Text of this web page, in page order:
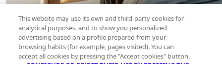
This website may use its own and third-party cookies for
analytical purposes, and to show you personalized
advertising based on a profile prepared from your
browsing habits (for example, pages visited). You can
accept all cookies by pressing the "Accept cookies" button,